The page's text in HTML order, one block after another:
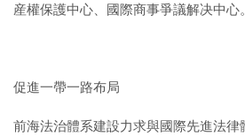
産權保護中心、國際商事爭議解决中心。
促進一帶一路布局
前海法治體系建設力求與國際先進法律